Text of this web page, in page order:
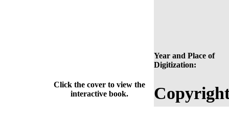
Year and Place of
Digitization:
Click the cover to view the
interactive book.